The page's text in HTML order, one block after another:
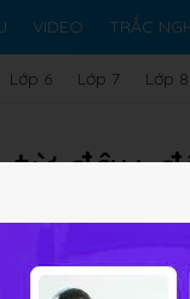
VIDEO TRẮC
Lớp 6 Lớp 7 Lớp 8
từ đâu